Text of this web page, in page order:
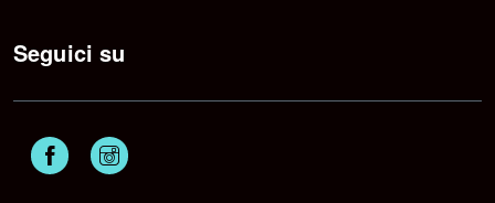
Seguici su
Facebook